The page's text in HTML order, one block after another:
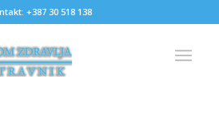
+387 30 518 138